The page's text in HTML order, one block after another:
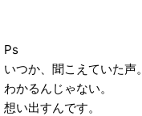
Ps
いつか、聞こえていた声。
わかるんじゃない。
想い出すんです。